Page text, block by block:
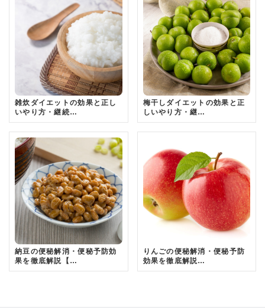
雑炊ダイエットの効果と正し
いやり方・継続…
梅干しダイエットの効果と正
しいやり方・継…
納豆の便秘解消・便秘予防効
果を徹底解説【…
りんごの便秘解消・便秘予防
効果を徹底解説…